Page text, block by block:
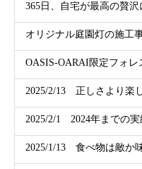
2025/2/13 正しさより楽
2025/2/1 2024年までの実
2025/1/13 食べ物は敵か